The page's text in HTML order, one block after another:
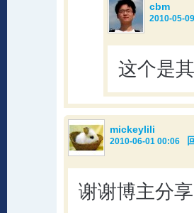
cbm
2010-05-
这个是
mickeylili
2010-06-01 00:06
谢谢博主分享